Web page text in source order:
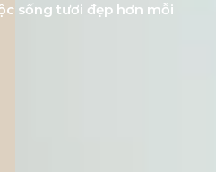
sống tươi đẹp hơn mỗi